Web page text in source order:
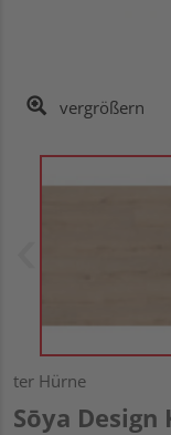
vergrößern
ter Hürne
Sōya Design